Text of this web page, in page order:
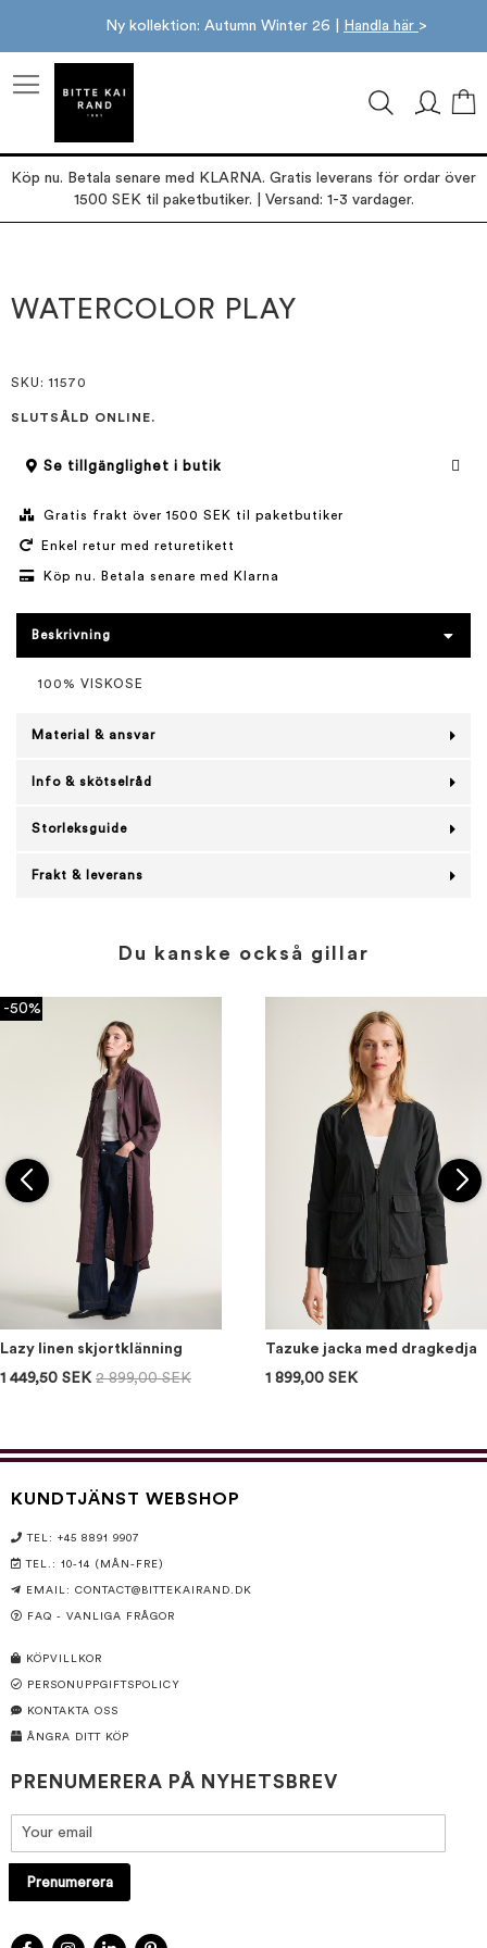
Ny kollektion: Autumn Winter 26 | Handla här >
Köp nu. Betala senare med KLARNA. Gratis leverans för ordar över
1500 SEK til paketbutiker. | Versand: 1-3 vardager.
slutet
av
början
av
WATERCOLOR PLAY
SKU : 11570
SLUTSÅLD ONLINE.
Se tillgänglighet i butik
Gratis frakt över 1500 SEK til paketbutiker
Enkel retur med returetikett
Köp nu. Betala senare med Klarna
Beskrivning
100% VISKOSE
Material & ansvar
Info & skötselråd
Storleksguide
Frakt & leverans
Du kanske också gillar
-50%
Lazy linen skjortklänning
1 449,50 SEK 2 899,00 SEK
Tazuke jacka med dragkedja
1 899,00 SEK
KUNDTJÄNST WEBSHOP
TEL: +45 8891 9907
TEL.: 10-14 (MÅN-FRE)
EMAIL: CONTACT@BITTEKAIRAND.DK
FAQ - VANLIGA FRÅGOR
KÖPVILLKOR
PERSONUPPGIFTSPOLICY
KONTAKTA OSS
ÅNGRA DITT KÖP
PRENUMERERA PÅ NYHETSBREV
Prenumerera